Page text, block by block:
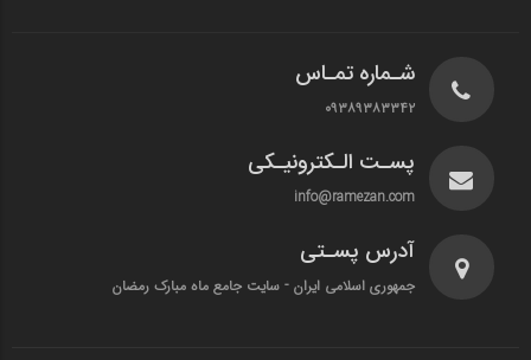
شـماره تمـاس
۰۹۳۸۹۳۸۳۳۴۲
پسـت الـکترونیـکی
info@ramezan.com
آدرس پسـتی
جمهوری اسلامی ایران - سایت جامع ماه مبارک رمضان